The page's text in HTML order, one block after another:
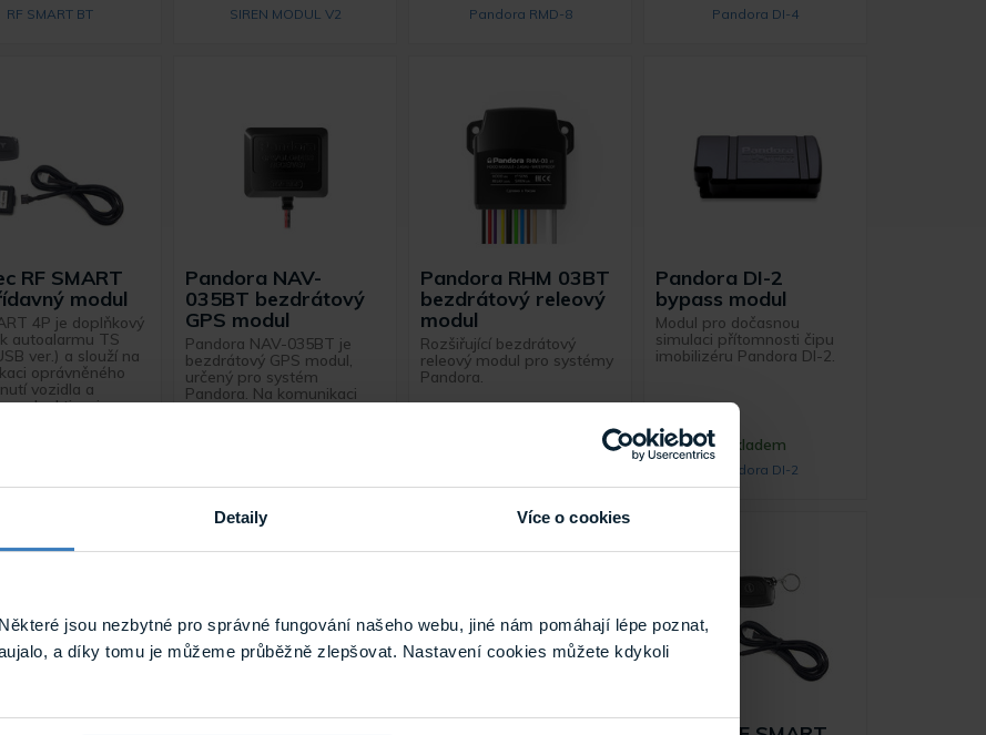
Detaily Více o cookies
jsou nezbytné pro správné fungování našeho webu, jiné nám pomáhají lépe poznat,
a díky tomu je můžeme průběžně zlepšovat. Nastavení cookies můžete kdykoli
RF SMART BT SIREN MODUL V2 Pandora RMD-8 Pandora DI-4
RF SMART
modul
4P je doplňkový
autoalarmu TS
ver.) a slouží na
oprávněného
vozidla a
deaktivaci
Pandora NAV-
035BT bezdrátový
GPS modul
Pandora NAV-035BT je
bezdrátový GPS modul,
určený pro systém
Pandora. Na komunikaci
Pandora RHM 03BT
bezdrátový releový
modul
Rozšiřující bezdrátový
releový modul pro systémy
Pandora.
Pandora DI-2
bypass modul
Modul pro dočasnou
simulaci přítomnosti čipu
imobilizéru Pandora DI-2.
Skladem
Pandora DI-2